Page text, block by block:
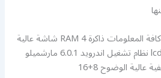
القدرة العالية في تخزين كافة المعلومات ذاكرة RAM 4 شاشة عالية
الدقة5.3 بوصة من نوع lcd نظام تشغيل اندرويد 6.0.1 مارشميلو
عالية الوضوح 8+16